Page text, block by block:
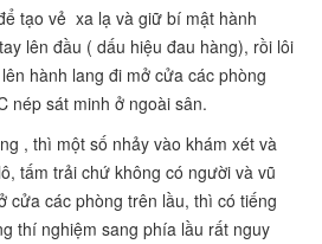
tạo vẻ xa lạ và giữ bí mật hành
lên đầu ( dấu hiệu đau hàng), rồi lôi
hành lang đi mở cửa các phòng
nép sát minh ở ngoài sân.
, thì một số nhảy vào khám xét và
tấm trải chứ không có người và vũ
cửa các phòng trên lầu, thì có tiếng
thí nghiệm sang phía lầu rất nguy